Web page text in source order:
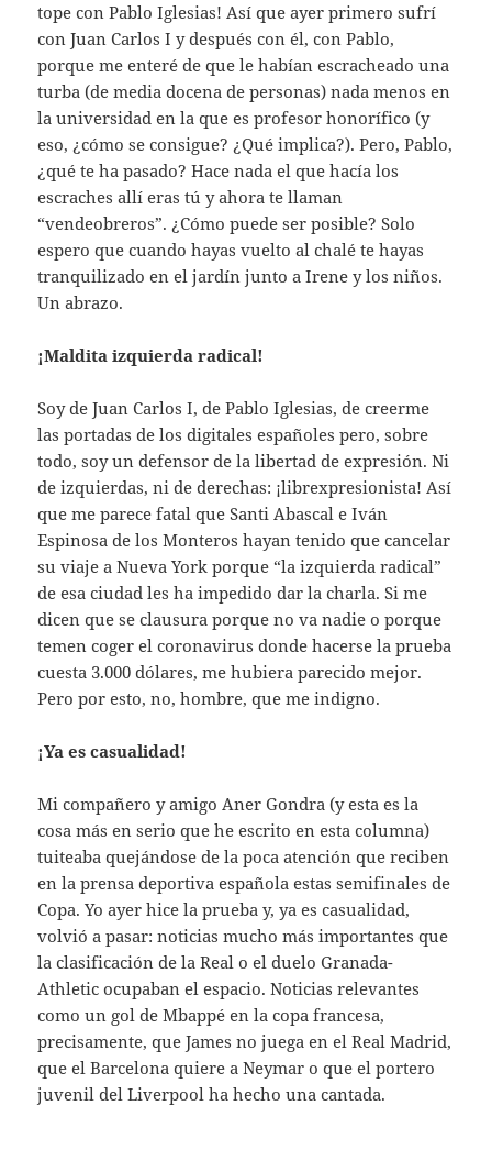
tope con Pablo Iglesias! Así que ayer primero sufrí
con Juan Carlos I y después con él, con Pablo,
porque me enteré de que le habían escracheado una
turba (de media docena de personas) nada menos en
la universidad en la que es profesor honorífico (y
eso, ¿cómo se consigue? ¿Qué implica?). Pero, Pablo,
¿qué te ha pasado? Hace nada el que hacía los
escraches allí eras tú y ahora te llaman
“vendeobreros”. ¿Cómo puede ser posible? Solo
espero que cuando hayas vuelto al chalé te hayas
tranquilizado en el jardín junto a Irene y los niños.
Un abrazo.
¡Maldita izquierda radical!
Soy de Juan Carlos I, de Pablo Iglesias, de creerme
las portadas de los digitales españoles pero, sobre
todo, soy un defensor de la libertad de expresión. Ni
de izquierdas, ni de derechas: ¡librexpresionista! Así
que me parece fatal que Santi Abascal e Iván
Espinosa de los Monteros hayan tenido que cancelar
su viaje a Nueva York porque “la izquierda radical”
de esa ciudad les ha impedido dar la charla. Si me
dicen que se clausura porque no va nadie o porque
temen coger el coronavirus donde hacerse la prueba
cuesta 3.000 dólares, me hubiera parecido mejor.
Pero por esto, no, hombre, que me indigno.
¡Ya es casualidad!
Mi compañero y amigo Aner Gondra (y esta es la
cosa más en serio que he escrito en esta columna)
tuiteaba quejándose de la poca atención que reciben
en la prensa deportiva española estas semifinales de
Copa. Yo ayer hice la prueba y, ya es casualidad,
volvió a pasar: noticias mucho más importantes que
la clasificación de la Real o el duelo Granada-
Athletic ocupaban el espacio. Noticias relevantes
como un gol de Mbappé en la copa francesa,
precisamente, que James no juega en el Real Madrid,
que el Barcelona quiere a Neymar o que el portero
juvenil del Liverpool ha hecho una cantada.